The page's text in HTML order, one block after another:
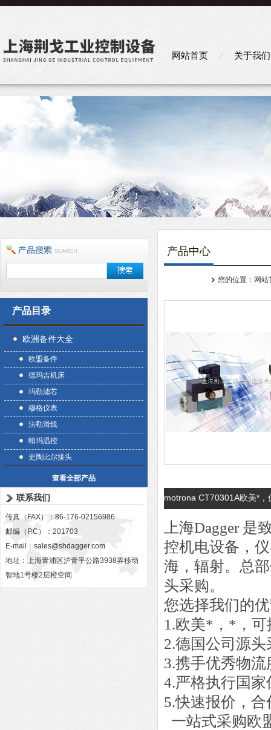
网站首页 关于我们
产品目录
欧洲备件大全
欧盟备件
德玛吉机床
玛勒滤芯
穆格仪表
法勒滑线
帕玛温控
史陶比尔接头
查看全部产品
联系我们
传真（FAX）：86-176-02156986
邮编（P.C）：201703
E-mail： sales@shdagger.com
地址：上海青浦区沪青平公路3938弄移动
智地1号楼2层橙空间
产品中心
您的位置： 网站
motrona CT70301A欧美*
上海Dagger
控机电设备，
海，辐射。总
头采购。
您选择我们的
1.欧美*，*，可
2.德国公司源
3.携手优秀物
4.严格执行国
5.快速报价，
一站式采购欧